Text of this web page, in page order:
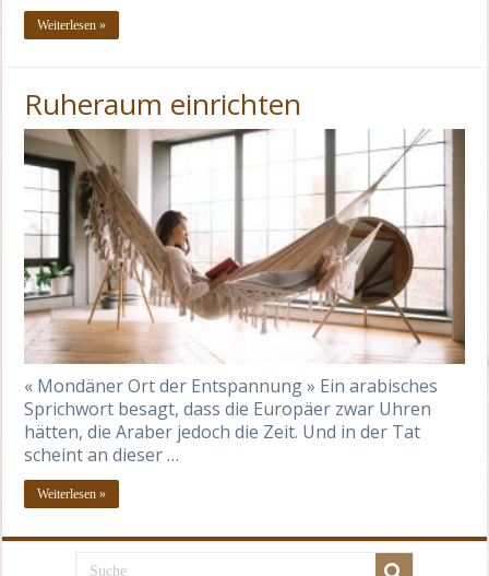
Weiterlesen »
Ruheraum einrichten
« Mondäner Ort der Entspannung » Ein arabisches
Sprichwort besagt, dass die Europäer zwar Uhren
hätten, die Araber jedoch die Zeit. Und in der Tat
scheint an dieser …
Weiterlesen »